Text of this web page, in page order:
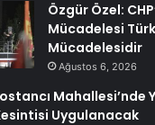
Özgür Özel:
Mücadelesi
Mücadelesidir
Ağustos 6, 2026
Mahallesi’nde
Uygulanacak